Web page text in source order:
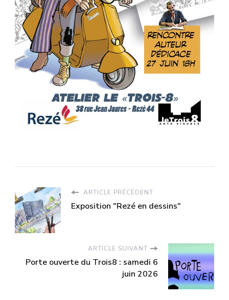
ARTICLE PRÉCÉDENT
Exposition "Rezé en dessins"
ARTICLE SUIVANT
Porte ouverte du Trois8 : samedi 6
juin 2026